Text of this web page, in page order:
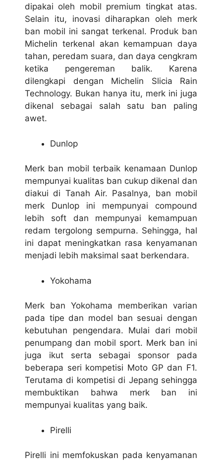
dipakai oleh mobil premium tingkat atas.
Selain itu, inovasi diharapkan oleh merk
ban mobil ini sangat terkenal. Produk ban
Michelin terkenal akan kemampuan daya
tahan, peredam suara, dan daya cengkram
ketika pengereman balik. Karena
dilengkapi dengan Michelin Slicia Rain
Technology. Bukan hanya itu, merk ini juga
dikenal sebagai salah satu ban paling
awet.
Dunlop
Merk ban mobil terbaik kenamaan Dunlop
mempunyai kualitas ban cukup dikenal dan
diakui di Tanah Air. Pasalnya, ban mobil
merk Dunlop ini mempunyai compound
lebih soft dan mempunyai kemampuan
redam tergolong sempurna. Sehingga, hal
ini dapat meningkatkan rasa kenyamanan
menjadi lebih maksimal saat berkendara.
Yokohama
Merk ban Yokohama memberikan varian
pada tipe dan model ban sesuai dengan
kebutuhan pengendara. Mulai dari mobil
penumpang dan mobil sport. Merk ban ini
juga ikut serta sebagai sponsor pada
beberapa seri kompetisi Moto GP dan F1.
Terutama di kompetisi di Jepang sehingga
membuktikan bahwa merk ban ini
mempunyai kualitas yang baik.
Pirelli
Pirelli ini memfokuskan pada kenyamanan